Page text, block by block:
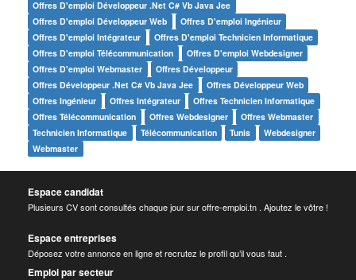
Offres D'emploi Développeur .net C# Vb Java Jee
Offres D'emploi Développeur Web
Offres D'emploi Ingénieur
Offres D'emploi Intégrateur
Offres D'emploi Technicien Informatique
Offres D'emploi Télécommunication
Offres D'emploi Webdesigner
Offres D'emploi Webmaster
Offres Développeur
Offres Développeur .net C# Vb Java Jee
Offres Développeur Web
Offres Ingénieur
Offres Intégrateur
Offres Technicien Informatique
Offres Télécommunication
Offres Webdesigner
Offres Webmaster
Technicien Informatique
Télécommunication Tunis
Webdesigner
Webmaster
Espace candidat
Plusieurs CV sont consultés chaque jour sur offre-emploi.tn . Ajoutez le vôtre !
Espace entreprises
Déposez votre annonce en ligne et recrutez le profil qu’il vous faut .
Emploi par secteur